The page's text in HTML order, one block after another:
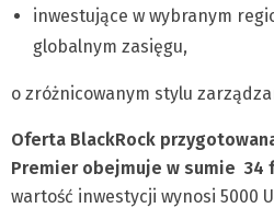
inwestujące w wybranym
globalnym zasięgu,
o zróżnicowanym stylu
Oferta BlackRock
Premier obejmuje w sumie 34
wartość inwestycji wynosi 5000